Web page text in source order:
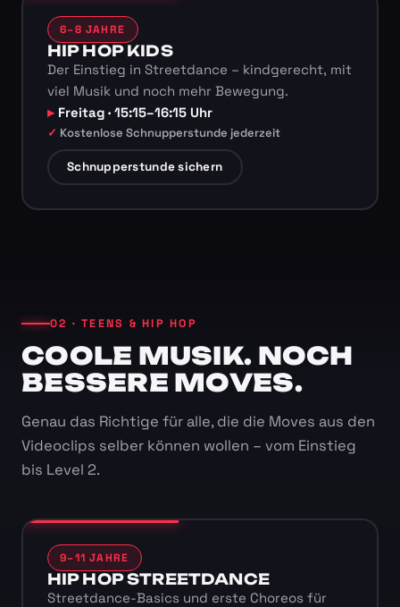
6–8 JAHRE
HIP HOP KIDS
Der Einstieg in Streetdance – kindgerecht, mit
viel Musik und noch mehr Bewegung.
Freitag · 15:15–16:15 Uhr
Kostenlose Schnupperstunde jederzeit
Schnupperstunde sichern
02 · TEENS & HIP HOP
COOLE MUSIK. NOCH
BESSERE MOVES.
Genau das Richtige für alle, die die Moves aus den
Videoclips selber können wollen – vom Einstieg
bis Level 2.
9–11 JAHRE
HIP HOP STREETDANCE
Streetdance-Basics und erste Choreos für